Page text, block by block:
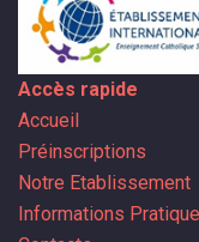
Accès rapide
Accueil
Préinscriptions
Notre Etablissement
Informations